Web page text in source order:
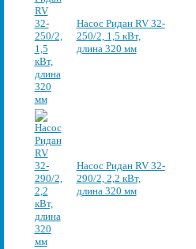
Насос Ридан RV 32-
250/2, 1,5 кВт,
длина 320 мм
Насос Ридан RV 32-
290/2, 2,2 кВт,
длина 320 мм